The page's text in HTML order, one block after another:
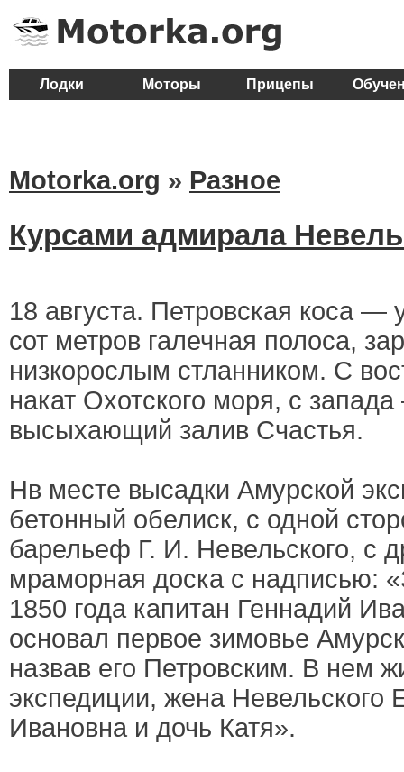
Лодки Моторы Прицепы
Motorka.org » Разное
Курсами адмирала
18 августа. Петровская коса —
сот метров галечная полоса,
низкорослым стланником. С
накат Охотского моря, с
высыхающий залив Счастья.
Нв месте высадки Амурской
бетонный обелиск, с одной
барельеф Г. И. Невельского, с
мраморная доска с надписью:
1850 года капитан Геннадий
основал первое зимовье
назвав его Петровским. В нем
экспедиции, жена Невельского
Ивановна и дочь Катя».